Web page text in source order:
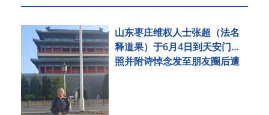
山东枣庄维权人士张超（法名
释道果）于6月4日到天安门拍
照并附诗悼念发至朋友圈后遭